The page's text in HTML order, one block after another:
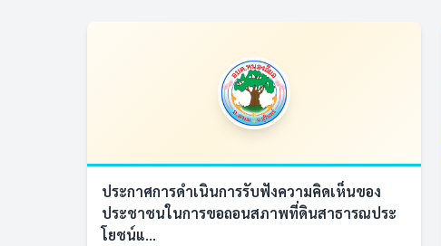
ประกาศการดำเนินการรับฟังความคิดเห็นของ
ประชาชนในการขอถอนสภาพที่ดินสาธารณประ
โยชน์แ...